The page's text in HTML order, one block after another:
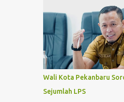
dengan pembagian
menarik bagi para
Pada kese...
tingginya minat aparatur
untuk mengikuti seleksi
menunjukkan adanya
keinginan kuat untuk
pembangunan daerah.
mengapresiasi
berkontribusi untuk
Kampar melalui Seleksi
Wali Kota Pekanbaru
Sejumlah LPS